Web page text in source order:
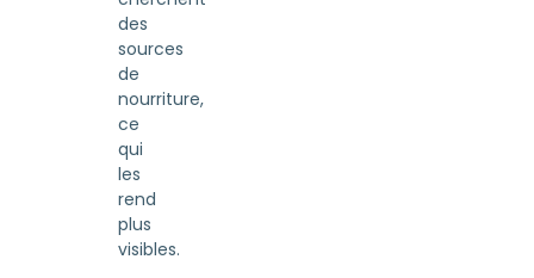
des
sources
de
nourriture,
ce
qui
les
rend
plus
visibles.